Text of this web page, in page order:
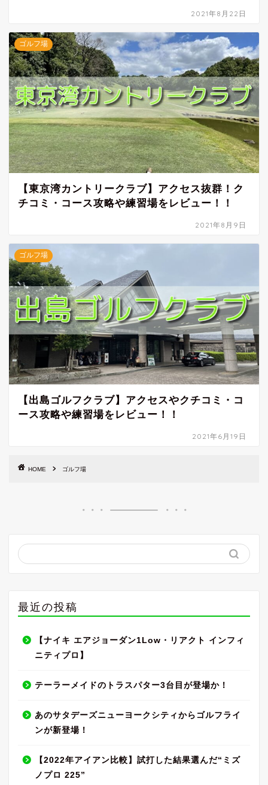
2021年8月22日
ゴルフ場
【東京湾カントリークラブ】アクセス抜群！ク
チコミ・コース攻略や練習場をレビュー！！
2021年8月9日
ゴルフ場
【出島ゴルフクラブ】アクセスやクチコミ・コ
ース攻略や練習場をレビュー！！
2021年6月19日
HOME ゴルフ場
最近の投稿
【ナイキ エアジョーダン1Low・リアクト インフィ
ニティプロ】
テーラーメイドのトラスパター3台目が登場か！
あのサタデーズニューヨークシティからゴルフライ
ンが新登場！
【2022年アイアン比較】試打した結果選んだ“ミズ
ノプロ 225”